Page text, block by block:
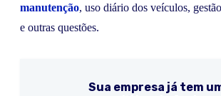
manutenção, uso diário dos veículos,
e outras questões.
Sua empresa já tem